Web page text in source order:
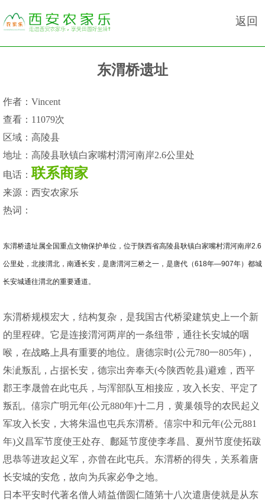
返回
东渭桥遗址
作者： Vincent
查看： 11079次
区域： 高陵县
地址： 高陵县耿镇白家嘴村渭河南岸2.6公里处
电话：联系商家
来源： 西安农家乐
热词：
东渭桥遗址属全国重点文物保护单位，位于陕西省高陵县耿镇白家嘴村渭河南岸2.6
公里处，北接渭北，南通长安，是唐渭河三桥之一，是唐代（618年—907年）都城
长安城通往渭北的重要通道。
东渭桥规模宏大，结构复杂，是我国古代桥梁建筑史上一个新
的里程碑。它是连接渭河两岸的一条纽带，通往长安城的咽
喉，在战略上具有重要的地位。唐德宗时(公元780一805年)，
朱泚叛乱，占据长安，德宗出奔奉天(今陕西乾县)避难，西平
郡王李晟曾在此屯兵，与浑部队互相接应，攻入长安、平定了
叛乱。僖宗广明元年(公元880年)十二月，黄巢领导的农民起义
军攻入长安，大将朱温也屯兵东渭桥。僖宗中和元年(公元881
年)义昌军节度使王处存、鄜延节度使李孝昌、夏州节度使拓跋
思恭等进攻起义军，亦曾在此屯兵。东渭桥的得失，关系着唐
长安城的安危，故向为兵家必争之地。
日本平安时代著名僧人靖益僧圆仁随第十八次遣唐使就是从东